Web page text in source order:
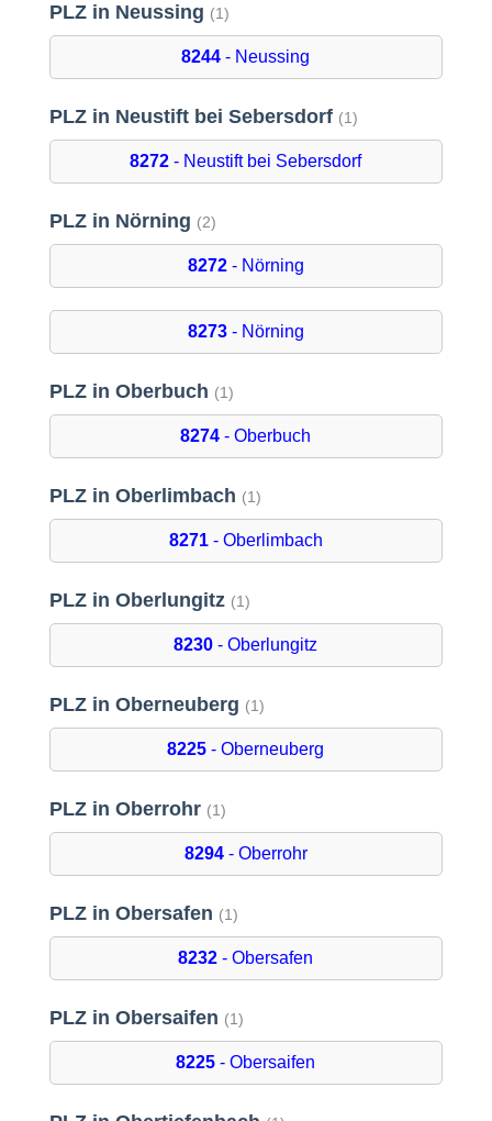
PLZ in Neussing (1)
8244 - Neussing
PLZ in Neustift bei Sebersdorf (1)
8272 - Neustift bei Sebersdorf
PLZ in Nörning (2)
8272- Nörning
8273- Nörning
PLZ in Oberbuch (1)
8274 - Oberbuch
PLZ in Oberlimbach (1)
8271- Oberlimbach
PLZ in Oberlungitz (1)
8230 - Oberlungitz
PLZ in Oberneuberg (1)
8225 - Oberneuberg
PLZ in Oberrohr (1)
8294- Oberrohr
PLZ in Obersafen (1)
8232 - Obersafen
PLZ in Obersaifen (1)
8225 - Obersaifen